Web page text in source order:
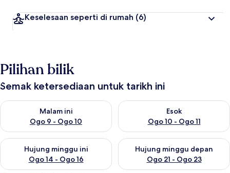
Keselesaan seperti di rumah (6)
Pilihan bilik
Semak ketersediaan untuk tarikh ini
Malam ini
Ogo 9 - Ogo 10
Semak ketersediaan untuk malam ini Ogo 9 - Ogo 10
Esok
Ogo 10 - Ogo 11
Semak ketersediaan untuk
Hujung minggu ini
Ogo 14 - Ogo 16
Semak ketersediaan untuk hujung minggu ini Ogo 14 - Ogo 16
Hujung minggu depan
Ogo 21 - Ogo 23
Semak ketersediaan untuk